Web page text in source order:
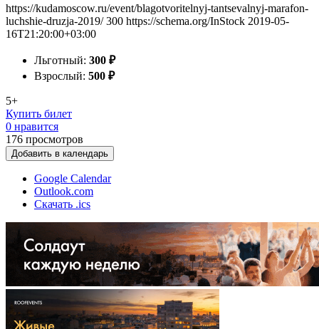
https://kudamoscow.ru/event/blagotvoritelnyj-tantsevalnyj-marafon-
luchshie-druzja-2019/ 300 https://schema.org/InStock 2019-05-
16T21:20:00+03:00
Льготный: 300 ₽
Взрослый: 500 ₽
5+
Купить билет
0 нравится
176 просмотров
Добавить в календарь
Google Calendar
Outlook.com
Скачать .ics